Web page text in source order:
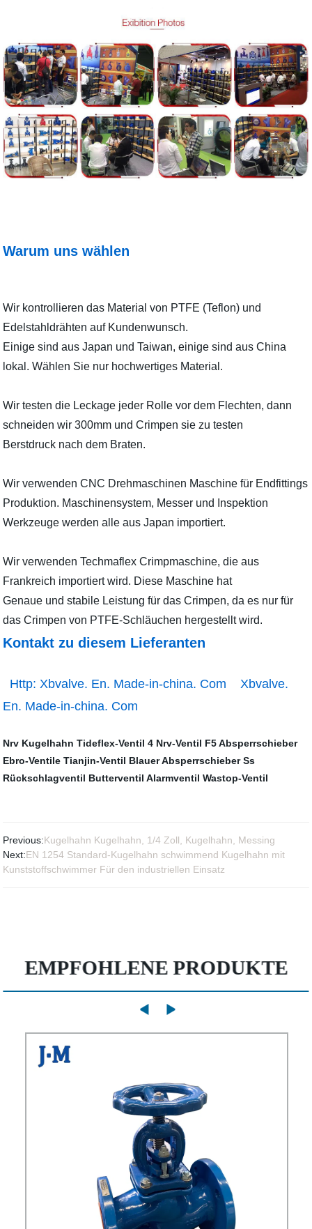
Warum uns wählen
Wir kontrollieren das Material von PTFE (Teflon) und
Edelstahldrähten auf Kundenwunsch.
Einige sind aus Japan und Taiwan, einige sind aus China
lokal. Wählen Sie nur hochwertiges Material.
Wir testen die Leckage jeder Rolle vor dem Flechten, dann
schneiden wir 300mm und Crimpen sie zu testen
Berstdruck nach dem Braten.
Wir verwenden CNC Drehmaschinen Maschine für Endfittings
Produktion. Maschinensystem, Messer und Inspektion
Werkzeuge werden alle aus Japan importiert.
Wir verwenden Techmaflex Crimpmaschine, die aus
Frankreich importiert wird. Diese Maschine hat
Genaue und stabile Leistung für das Crimpen, da es nur für
das Crimpen von PTFE-Schläuchen hergestellt wird.
Kontakt zu diesem Lieferanten
Http: Xbvalve. En. Made-in-china. Com Xbvalve.
En. Made-in-china. Com
Nrv Kugelhahn Tideflex-Ventil 4 Nrv-Ventil F5 Absperrschieber
Ebro-Ventile Tianjin-Ventil Blauer Absperrschieber Ss
Rückschlagventil Butterventil Alarmventil Wastop-Ventil
Previous:Kugelhahn Kugelhahn, 1/4 Zoll, Kugelhahn, Messing
Next:EN 1254 Standard-Kugelhahn schwimmend Kugelhahn mit
Kunststoffschwimmer Für den industriellen Einsatz
EMPFOHLENE PRODUKTE